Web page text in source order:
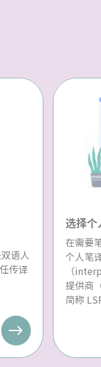
语人
传译
选择
在需要
个人笔
（
提供商
简称